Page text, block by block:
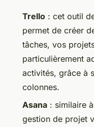
Trello : cet outil
permet de créer
tâches, vos
particulièrement
activités, grâce à
colonnes.
Asana : similaire
gestion de projet